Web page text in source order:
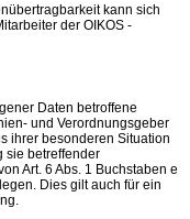
kann sich
der OIKOS -
Daten betroffene
und Verordnungsgeber
ihrer besonderen Situation
sie betreffender
Art. 6 Abs. 1 Buchstaben e
Dies gilt auch für ein